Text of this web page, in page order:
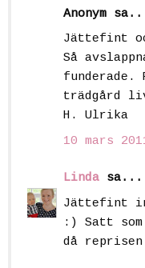
Anonym
Jättefint
Så
trädgård
H. Ulrika
10 mars
Linda sa...
Jättefint
:) Satt
då